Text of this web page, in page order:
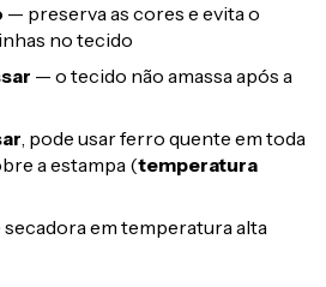
— preserva as cores e evita o
no tecido
— o tecido não amassa após a
, pode usar ferro quente em toda
a estampa (temperatura
secadora em temperatura alta